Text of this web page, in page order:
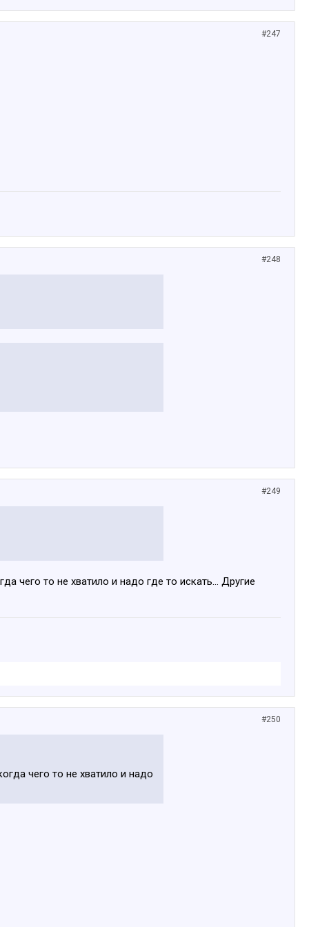
#247
#248
#249
чего то не хватило и надо где то искать... Другие
#250
чего то не хватило и надо